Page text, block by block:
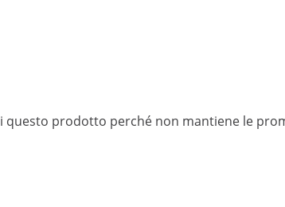
prodotto perché non mantiene le